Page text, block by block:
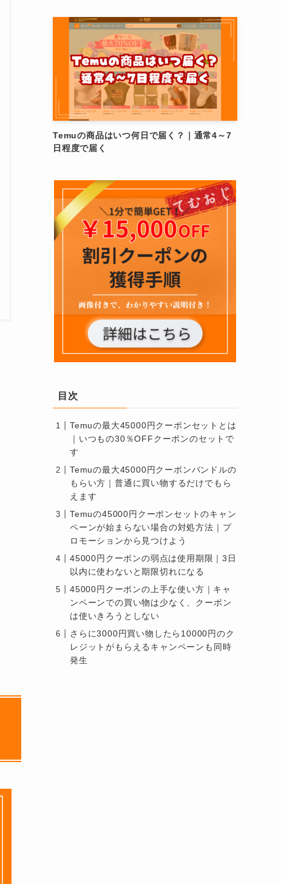
Temuの商品はいつ何日で届く？｜通常4～7
日程度で届く
目次
Temuの最大45000円クーポンセットとは
｜いつもの30％OFFクーポンのセットで
す
Temuの最大45000円クーポンバンドルの
もらい方｜普通に買い物するだけでもら
えます
Temuの45000円クーポンセットのキャン
ペーンが始まらない場合の対処方法｜プ
ロモーションから見つけよう
45000円クーポンの弱点は使用期限｜3日
以内に使わないと期限切れになる
45000円クーポンの上手な使い方｜キャ
ンペーンでの買い物は少なく、クーポン
は使いきろうとしない
さらに3000円買い物したら10000円のク
レジットがもらえるキャンペーンも同時
発生